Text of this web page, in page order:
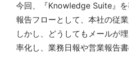
今回、『Knowledge Suite』
報告フローとして、本社の従
しかし、どうしてもメールが
率化し、業務日報や営業報告